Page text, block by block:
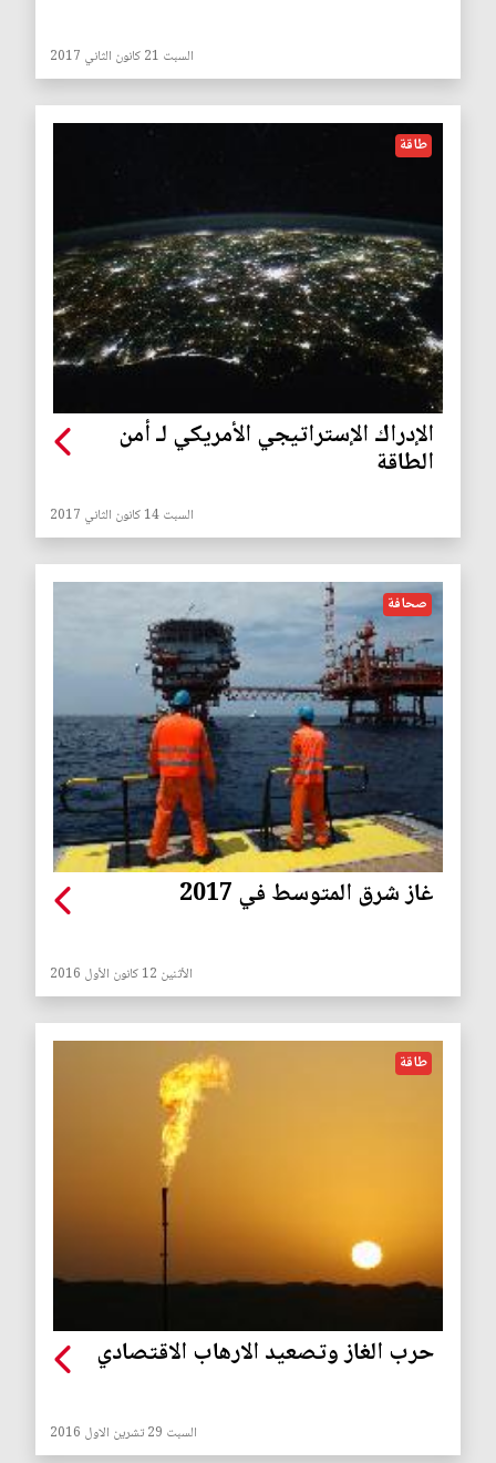
السبت 21 كانون الثاني 2017
طاقة
الإدراك الإستراتيجي الأمريكي لـ أمن
الطاقة
السبت 14 كانون الثاني 2017
صحافة
غاز شرق المتوسط في 2017
الأثنين 12 كانون الأول 2016
طاقة
حرب الغاز وتصعيد الارهاب الاقتصادي
السبت 29 تشرين الاول 2016